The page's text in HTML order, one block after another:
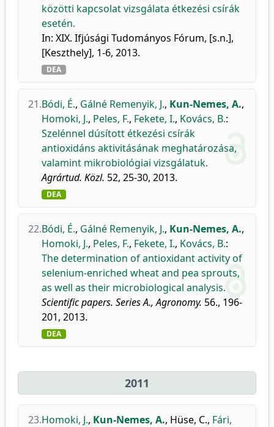
közötti kapcsolat vizsgálata étkezési csírák
esetén.
In: XIX. Ifjúsági Tudományos Fórum, [s.n.],
[Keszthely], 1-6, 2013.
DEA
21.Bódi, É., Gálné Remenyik, J., Kun-Nemes, A.,
Homoki, J., Peles, F., Fekete, I., Kovács, B.:
Szelénnel dúsított étkezési csírák
antioxidáns aktivitásának meghatározása,
valamint mikrobiológiai vizsgálatuk.
Agrártud. Közl. 52, 25-30, 2013.
DEA
22.Bódi, É., Gálné Remenyik, J., Kun-Nemes, A.,
Homoki, J., Peles, F., Fekete, I., Kovács, B.:
The determination of antioxidant activity of
selenium-enriched wheat and pea sprouts,
as well as their microbiological analysis.
Scientific papers. Series A., Agronomy. 56., 196-
201, 2013.
DEA
2011
23.Homoki, J., Kun-Nemes, A., Hüse, C., Fári,